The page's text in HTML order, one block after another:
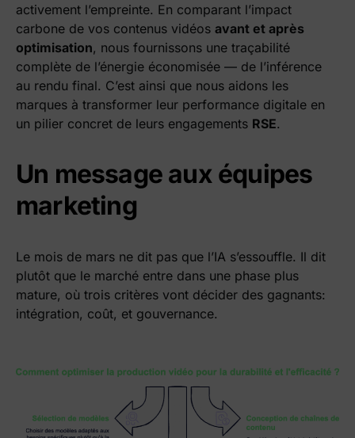
activement l’empreinte. En comparant l’impact
carbone de vos contenus vidéos avant et après
optimisation, nous fournissons une traçabilité
complète de l’énergie économisée — de l’inférence
au rendu final. C’est ainsi que nous aidons les
marques à transformer leur performance digitale en
un pilier concret de leurs engagements RSE.
Un message aux équipes
marketing
Le mois de mars ne dit pas que l’IA s’essouffle. Il dit
plutôt que le marché entre dans une phase plus
mature, où trois critères vont décider des gagnants:
intégration, coût, et gouvernance.